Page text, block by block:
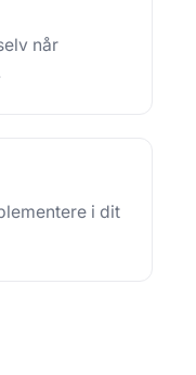
når
i dit